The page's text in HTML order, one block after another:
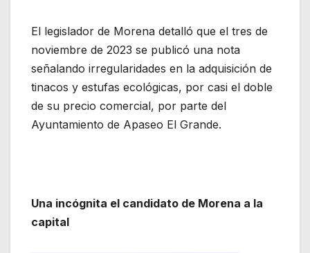
El legislador de Morena detalló que el tres de
noviembre de 2023 se publicó una nota
señalando irregularidades en la adquisición de
tinacos y estufas ecológicas, por casi el doble
de su precio comercial, por parte del
Ayuntamiento de Apaseo El Grande.
Una incógnita el candidato de Morena a la
capital